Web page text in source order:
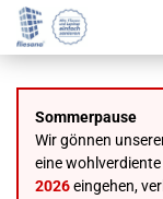
Sommerpause
Wir gönnen
eine
2026eingehen,